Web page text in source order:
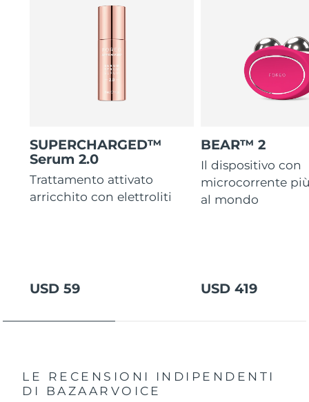
SUPERCHARGED™
Serum 2.0
Trattamento attivato
arricchito con elettroliti
USD 59
BEAR™ 2
Il dispositivo con
microcorrente
al mondo
USD 419
LE RECENSIONI INDIPENDENTI
DI BAZAARVOICE